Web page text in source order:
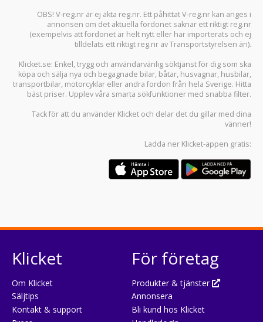
OBS! V-reg.nr är ej äkta reg.nr. Ett påhittat V-reg.nr kan anges i
annonsen om det aktuella fordonet saknar ett riktigt reg.nr
(exempelvis att fordonet är helt nytt eller har importerats och ej
tilldelats ett riktigt reg.nr av Transportstyrelsen än).
Klicket.se: Enkel, trygg och användarvänlig söktjänst för dig som ska
köpa och sälja nya och begagnade bilar, båtar, husvagnar, husbilar,
transportbilar, motorcyklar eller andra fordon från hela Sverige. Hitta
bäst priser. Upplev våra smarta sökfunktioner med snabba filter.
Tack för att du använder Klicket och delar det du gillar med dina
vänner!
Ladda ner Klicket-appen gratis:
Klicket
Om Klicket
Säljtips
Kontakt & support
För företag
Produkter & tjänster
Annonsera
Bli kund hos Klicket